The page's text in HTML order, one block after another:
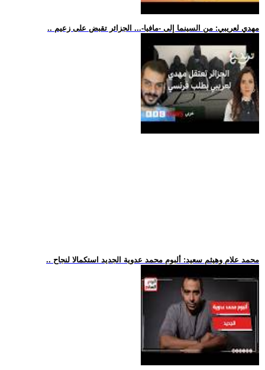
.. مهدي لعريبي: من السينما إلى -مافيا-... الجزائر تقبض على زعيم
.. محمد علام وهيثم سعيد: ألبوم محمد عدوية الجديد استكمالا لنجاح